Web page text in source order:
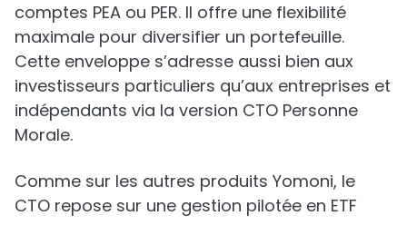
comptes PEA ou PER. Il offre une flexibilité
maximale pour diversifier un portefeuille.
Cette enveloppe s’adresse aussi bien aux
investisseurs particuliers qu’aux entreprises et
indépendants via la version CTO Personne
Morale.
Comme sur les autres produits Yomoni, le
CTO repose sur une gestion pilotée en ETF